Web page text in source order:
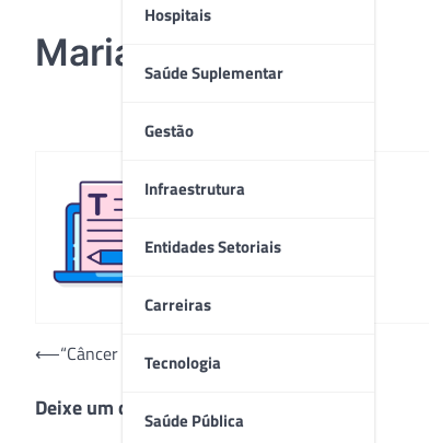
Hospitais
Saúde Suplementar
Gestão
Infraestrutura
Entidades Setoriais
Carreiras
Tecnologia
Saúde Pública
Mariangela
Navegação
Post
⟵“Câncer sem papas na língua”
Deixe um comentário